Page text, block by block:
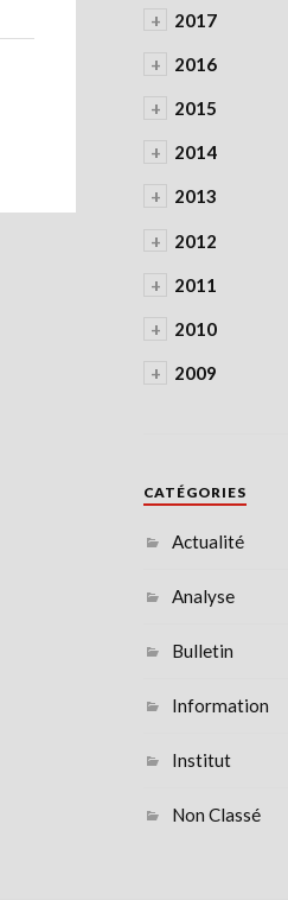
+ 2017
+ 2016
+ 2015
+ 2014
+ 2013
+ 2012
+ 2011
+ 2010
+ 2009
CATÉGORIES
Actualité
Analyse
Bulletin
Information
Institut
Non Classé